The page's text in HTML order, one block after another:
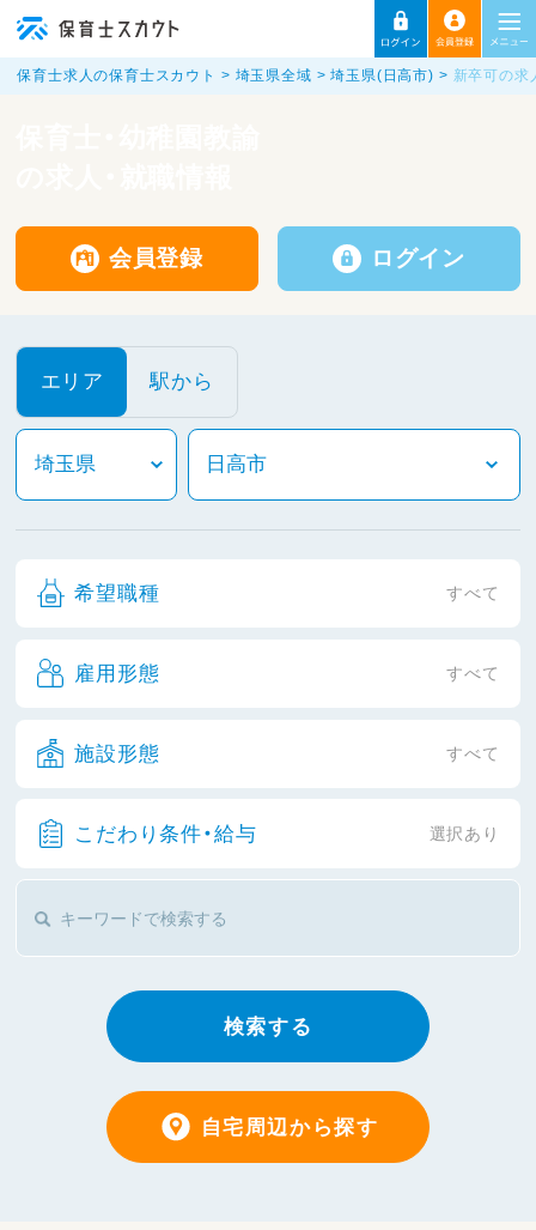
保育士求人の保育士スカウト 埼玉県全域 埼玉県(日高市) 新卒可の求
会員登録 ログイン
エリア 駅から
希望職種 すべて
雇用形態 すべて
施設形態 すべて
こだわり条件・給与 選択あり
検索する
自宅周辺から探す